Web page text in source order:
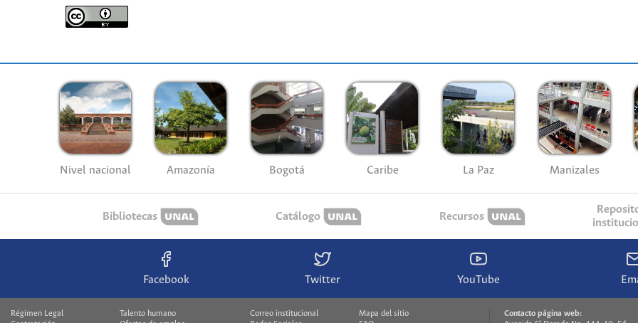
Nivel nacional Amazonía Bogotá Caribe La Paz Manizales
Bibliotecas Catálogo Recursos
Facebook Twitter YouTube
Régimen Legal
Talento humano
Correo institucional
Mapa del sitio
Contacto página web: